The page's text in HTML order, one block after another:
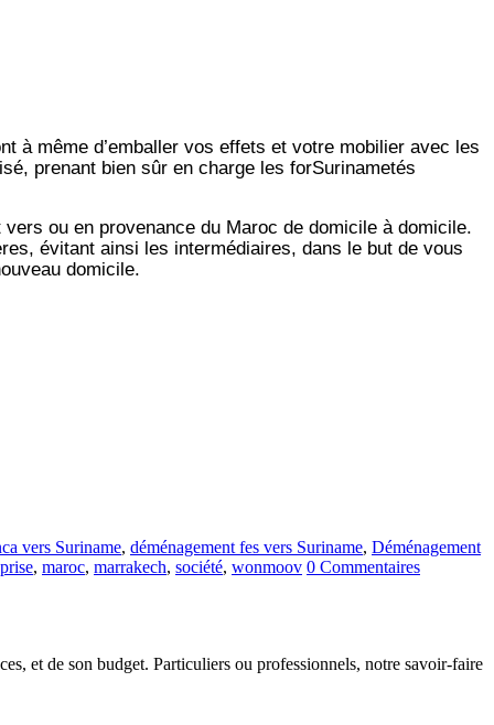
à même d’emballer vos effets et votre mobilier avec les
prenant bien sûr en charge les forSurinametés
ou en provenance du Maroc de domicile à domicile.
évitant ainsi les intermédiaires, dans le but de vous
domicile.
vers Suriname, déménagement fes vers Suriname, Déménagement
, maroc, marrakech, société, wonmoov 0 Commentaires
et de son budget. Particuliers ou professionnels, notre savoir-faire